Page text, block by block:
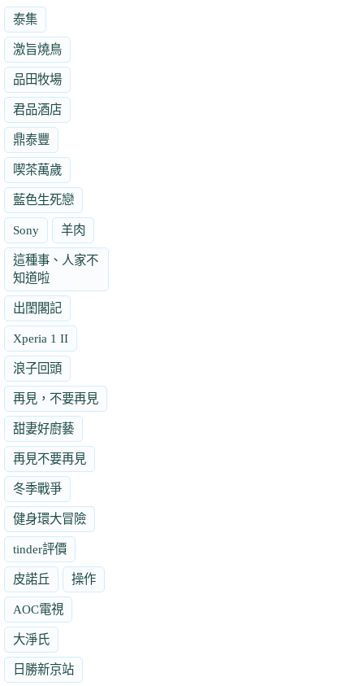
泰集
激旨燒鳥
品田牧場
君品酒店
鼎泰豐
喫茶萬歲
藍色生死戀
Sony 羊肉
這種事、人家不
知道啦
出閨閣記
Xperia 1 II
浪子回頭
再見，不要再見
甜妻好廚藝
再見不要再見
冬季戰爭
健身環大冒險
tinder評價
皮諾丘 操作
AOC電視
大淨氏
日勝新京站